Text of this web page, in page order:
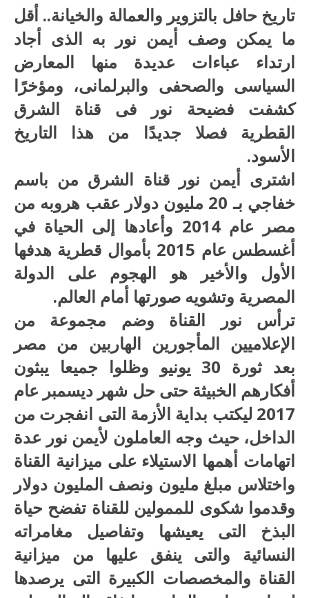
نور
مغلقة
تاريخ حافل بالتزوير والعمالة والخيانة.. أقل
ما يمكن وصف أيمن نور به الذى أجاد
ارتداء عباءات عديدة منها المعارض
السياسى والصحفى والبرلمانى، ومؤخرًا
كشفت فضيحة نور فى قناة الشرق
القطرية فصلا جديدًا من هذا التاريخ
الأسود.
اشترى أيمن نور قناة الشرق من باسم
خفاجي بـ 20 مليون دولار عقب هروبه من
مصر عام 2014 وأعادها إلى الحياة في
أغسطس عام 2015 بأموال قطرية هدفها
الأول والأخير هو الهجوم على الدولة
المصرية وتشويه صورتها أمام العالم.
ترأس نور القناة وضم مجموعة من
الإعلاميين المأجورين الهاربين من مصر
بعد ثورة 30 يونيو وظلوا جميعا يبثون
أفكارهم الخبيثة حتى حل شهر ديسمبر عام
2017 ليكتب بداية الأزمة التى انفجرت من
الداخل، حيث وجه العاملون لأيمن نور عدة
اتهامات أهمها الاستيلاء على ميزانية القناة
واختلاس مبلغ مليون ونصف المليون دولار
وقدموا شكوى للممولين للقناة تفضح حياة
البذخ التى يعيشها وتفاصيل مغامراته
النسائية والتى ينفق عليها من ميزانية
القناة والمخصصات الكبيرة التى يرصدها